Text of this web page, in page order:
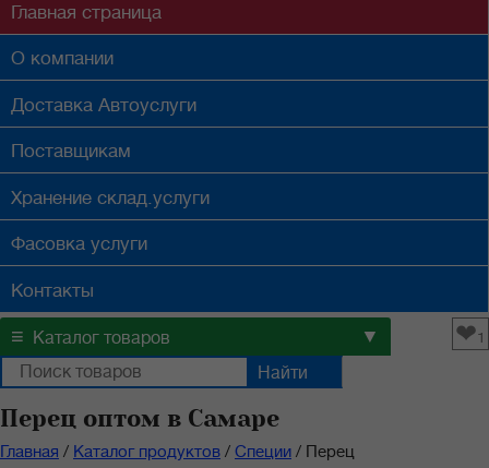
Главная страница
О компании
Доставка Автоуслуги
Поставщикам
Хранение склад.услуги
Фасовка услуги
Контакты
≡ Каталог товаров ▼ ❤1
Перец оптом в Самаре
Главная / Каталог продуктов / Специи / Перец